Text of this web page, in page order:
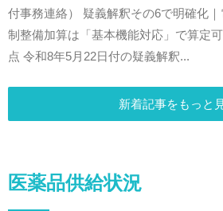
付事務連絡） 疑義解釈その6で明確化
制整備加算は「基本機能対応」で算定
点 令和8年5月22日付の疑義解釈...
新着記事をもっと
医薬品供給状況